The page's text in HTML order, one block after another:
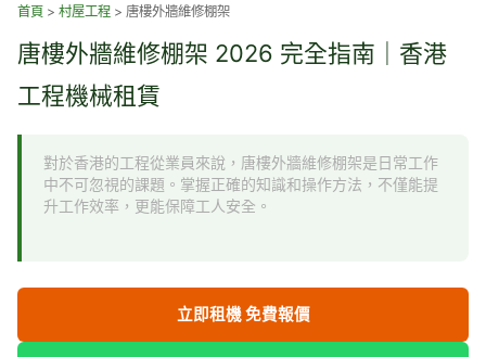
首頁 > 村屋工程 > 唐樓外牆維修棚架
唐樓外牆維修棚架 2026 完全指南｜香港
工程機械租賃
對於香港的工程從業員來說，唐樓外牆維修棚架是日常工作
中不可忽視的課題。掌握正確的知識和操作方法，不僅能提
升工作效率，更能保障工人安全。
立即租機 免費報價